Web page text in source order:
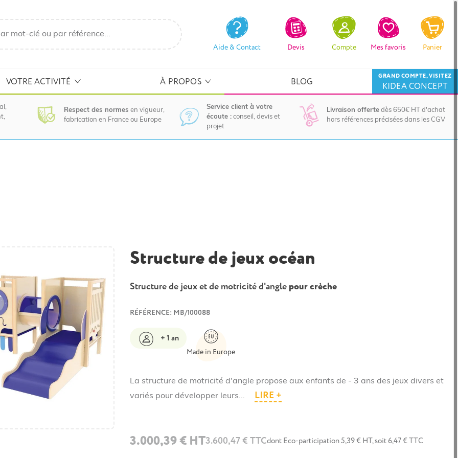
Aide & Contact Devis Compte Mes favoris Panier
VOTRE ACTIVITÉ À PROPOS BLOG KIDEA CONCEPT
GRAND COMPTE, VISITEZ
Respect des normes en vigueur,
fabrication en France ou Europe
Service client à votre
écoute : conseil, devis et
projet
Livraison offerte dès 650€ HT d'achat
hors références précisées dans les CGV
Structure de jeux océan
Structure de jeux et de motricité d'angle pour crèche
RÉFÉRENCE: MB/100088
+ 1 an
Made in Europe
La structure de motricité d'angle propose aux enfants de - 3 ans des jeux divers et
variés pour développer leurs...
LIRE +
3.000,39 € HT3.600,47 € TTCdont Eco-participation 5,39 € HT, soit 6,47 € TTC